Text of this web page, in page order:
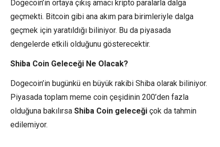
Dogecoin’in ortaya çıkış amacı kripto paralarla dalga
geçmekti. Bitcoin gibi ana akım para birimleriyle dalga
geçmek için yaratıldığı biliniyor. Bu da piyasada
dengelerde etkili olduğunu gösterecektir.
Shiba Coin Geleceği Ne Olacak?
Dogecoin’in bugünkü en büyük rakibi Shiba olarak biliniyor.
Piyasada toplam meme coin çeşidinin 200’den fazla
olduğuna bakılırsa Shiba Coin geleceği çok da tahmin
edilemiyor.